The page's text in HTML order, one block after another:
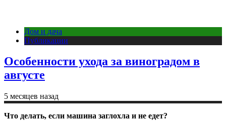
Дом и дача
Публикации
Особенности ухода за виноградом в
августе
5 месяцев назад
Что делать, если машина заглохла и не едет?